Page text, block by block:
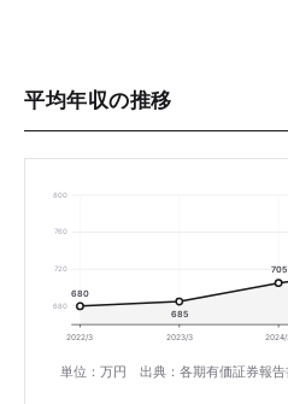
平均年収の推移
800
760
720
680
680
685
705
2022/3 2023/3 2024/
単位：万円 出典：各期有価証券報